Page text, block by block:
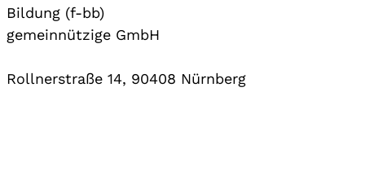
Bildung (f-bb)
gemeinnützige GmbH
Rollnerstraße 14, 90408 Nürnberg